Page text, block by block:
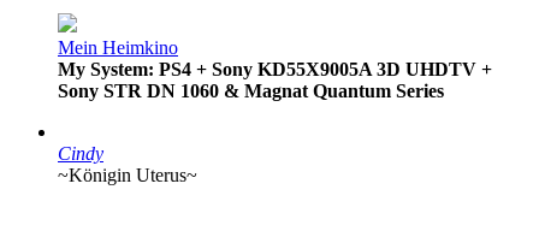
Mein Heimkino
My System: PS4 + Sony KD55X9005A 3D UHDTV +
Sony STR DN 1060 & Magnat Quantum Series
Cindy
~Königin Uterus~